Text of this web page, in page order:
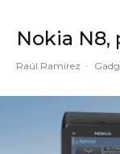
Nokia N8,
Raúl Ramírez ·